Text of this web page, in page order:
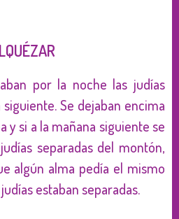
por la noche las judías
Se dejaban encima
y si a la mañana siguiente se
separadas del montón,
algún alma pedía el mismo
estaban separadas.